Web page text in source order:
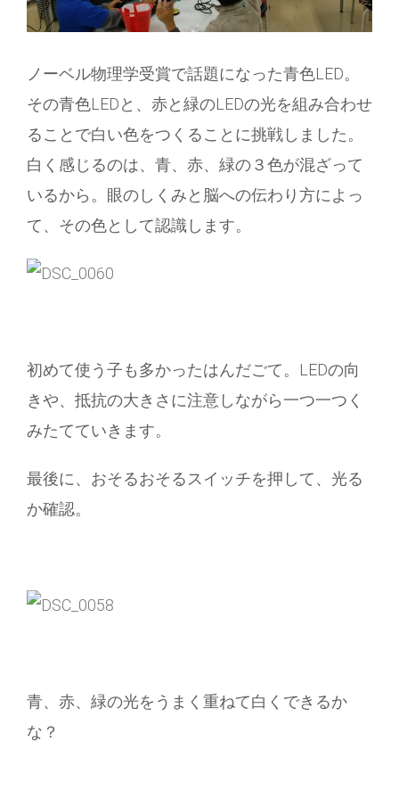
ノーベル物理学受賞で話題になった青色LED。
その青色LEDと、赤と緑のLEDの光を組み合わせ
ることで白い色をつくることに挑戦しました。
白く感じるのは、青、赤、緑の３色が混ざって
いるから。眼のしくみと脳への伝わり方によっ
て、その色として認識します。
初めて使う子も多かったはんだごて。LEDの向
きや、抵抗の大きさに注意しながら一つ一つく
みたてていきます。
最後に、おそるおそるスイッチを押して、光る
か確認。
青、赤、緑の光をうまく重ねて白くできるか
な？